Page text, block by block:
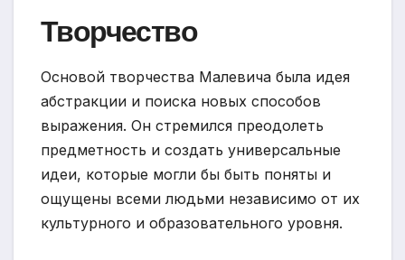
Творчество
Основой творчества Малевича была идея
абстракции и поиска новых способов
выражения. Он стремился преодолеть
предметность и создать универсальные
идеи, которые могли бы быть поняты и
ощущены всеми людьми независимо от их
культурного и образовательного уровня.